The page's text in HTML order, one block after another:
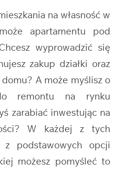
na własność w
apartamentu pod
wyprowadzić się
zakup działki oraz
A może myślisz o
remontu na rynku
zarabiać inwestując na
W każdej z tych
z podstawowych opcji
możesz pomyśleć to